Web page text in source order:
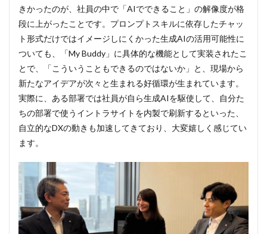
きかったのが、社員の中で「AIでできること」の解像度が格
段に上がったことです。プロンプトスキルに依存したチャッ
ト形式だけではイメージしにくかった生成AIの活用可能性に
ついても、「My Buddy」に具体的な機能として実装されたこ
とで、「こういうこともできるのではないか」と、現場から
新たなアイデアが次々と生まれる好循環が生まれています。
実際に、ある部署では社員が自ら生成AIを駆使して、自分た
ちの部署で使うイントラサイトを内製で刷新するといった、
自立的なDXの動きも加速してきており、大変嬉しく感じてい
ます。